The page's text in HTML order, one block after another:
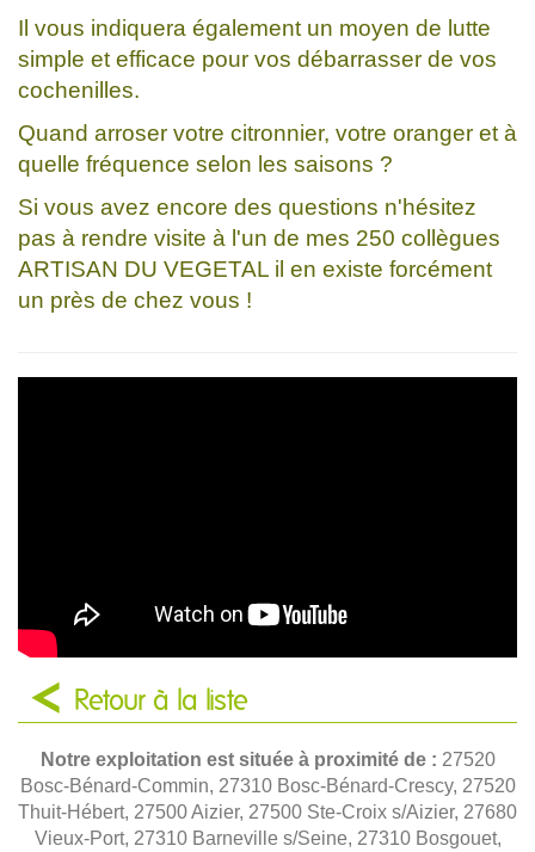
Il vous indiquera également un moyen de lutte
simple et efficace pour vos débarrasser de vos
cochenilles.
Quand arroser votre citronnier, votre oranger et à
quelle fréquence selon les saisons ?
Si vous avez encore des questions n'hésitez
pas à rendre visite à l'un de mes 250 collègues
ARTISAN DU VEGETAL il en existe forcément
un près de chez vous !
Retour à la liste
Notre exploitation est située à proximité de : 27520
Bosc-Bénard-Commin, 27310 Bosc-Bénard-Crescy, 27520
Thuit-Hébert, 27500 Aizier, 27500 Ste-Croix s/Aizier, 27680
Vieux-Port, 27310 Barneville s/Seine, 27310 Bosgouet,